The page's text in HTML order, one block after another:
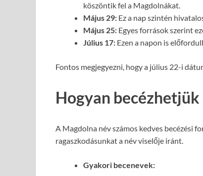
köszöntik fel a Magdolnákat.
Május 29: Ez a nap szintén
Május 25: Egyes források szerint
Július 17: Ezen a napon is
Fontos megjegyezni, hogy a július 22-i
Hogyan
A Magdolna név számos kedves becézési
ragaszkodásunkat a név viselője iránt.
Gyakori becenevek: